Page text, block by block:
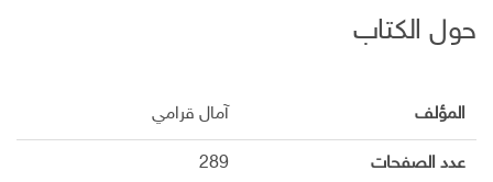
حول الكتاب
المؤلف آمال قرامي
عدد الصفحات 289